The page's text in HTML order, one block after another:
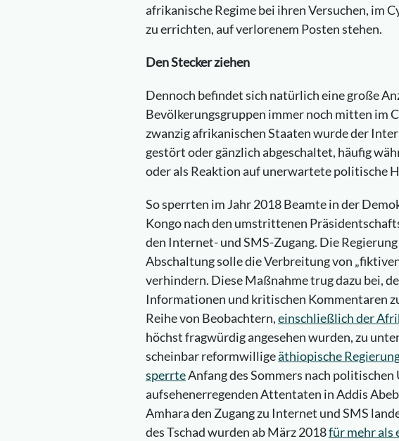
afrikanische Regime bei ihren Versuchen, im
zu errichten, auf verlorenem Posten stehen.
Den Stecker ziehen
Dennoch befindet sich natürlich eine große
Bevölkerungsgruppen immer noch mitten im
zwanzig afrikanischen Staaten wurde der
gestört oder gänzlich abgeschaltet, häufig
oder als Reaktion auf unerwartete politische
So sperrten im Jahr 2018 Beamte in der
Kongo nach den umstrittenen
den Internet- und SMS-Zugang. Die
Abschaltung solle die Verbreitung von
verhindern. Diese Maßnahme trug dazu bei,
Informationen und kritischen Kommentaren
Reihe von Beobachtern,einschließlich der
höchst fragwürdig angesehen wurden, zu
scheinbar reformwilligeäthiopische
sperrteAnfang des Sommers nach politischen
aufsehenerregenden Attentaten in Addis
Amhara den Zugang zu Internet und SMS
des Tschad wurden ab März 2018für mehr als